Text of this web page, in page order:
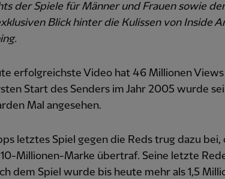
der Spiele für Männer und Frauen sowie
Blick hinter die Kulissen von Inside
.
erfolgreichste Video hat 46 Millionen
Start des Senders im Jahr 2005 wurde
Mal angesehen.
letztes Spiel gegen die Reds trug dazu bei,
Millionen-Marke übertraf. Seine letzte
dem Spiel wurde bis heute mehr als 1,5